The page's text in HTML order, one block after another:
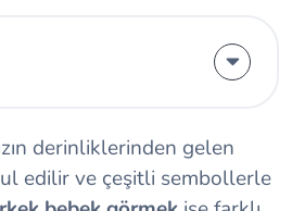
derinliklerinden gelen
edilir ve çeşitli sembollerle